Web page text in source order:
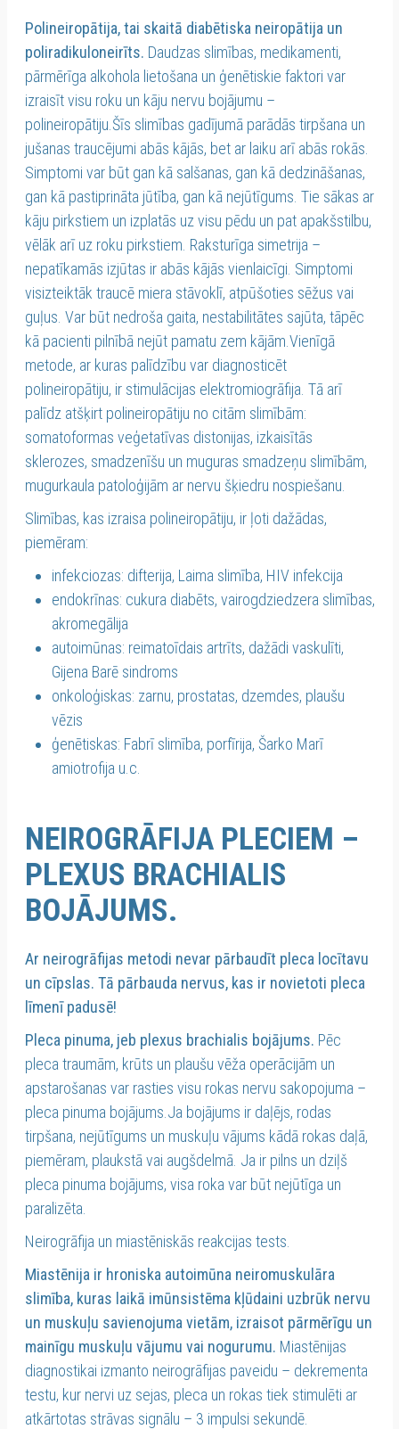
Polineiropātija, tai skaitā diabētiska neiropātija un
poliradikuloneirīts. Daudzas slimības, medikamenti,
pārmērīga alkohola lietošana un ģenētiskie faktori var
izraisīt visu roku un kāju nervu bojājumu –
polineiropātiju.Šīs slimības gadījumā parādās tirpšana un
jušanas traucējumi abās kājās, bet ar laiku arī abās rokās.
Simptomi var būt gan kā salšanas, gan kā dedzināšanas,
gan kā pastiprināta jūtība, gan kā nejūtīgums. Tie sākas ar
kāju pirkstiem un izplatās uz visu pēdu un pat apakšstilbu,
vēlāk arī uz roku pirkstiem. Raksturīga simetrija –
nepatīkamās izjūtas ir abās kājās vienlaicīgi. Simptomi
visizteiktāk traucē miera stāvoklī, atpūšoties sēžus vai
guļus. Var būt nedroša gaita, nestabilitātes sajūta, tāpēc
kā pacienti pilnībā nejūt pamatu zem kājām.Vienīgā
metode, ar kuras palīdzību var diagnosticēt
polineiropātiju, ir stimulācijas elektromiogrāfija. Tā arī
palīdz atšķirt polineiropātiju no citām slimībām:
somatoformas veģetatīvas distonijas, izkaisītās
sklerozes, smadzenīšu un muguras smadzeņu slimībām,
mugurkaula patoloģijām ar nervu šķiedru nospiešanu.
Slimības, kas izraisa polineiropātiju, ir ļoti dažādas,
piemēram:
infekciozas: difterija, Laima slimība, HIV infekcija
endokrīnas: cukura diabēts, vairogdziedzera slimības,
akromegālija
autoimūnas: reimatoīdais artrīts, dažādi vaskulīti,
Gijena Barē sindroms
onkoloģiskas: zarnu, prostatas, dzemdes, plaušu
vēzis
ģenētiskas: Fabrī slimība, porfīrija, Šarko Marī
amiotrofija u.c.
NEIROGRĀFIJA PLECIEM –
PLEXUS BRACHIALIS
BOJĀJUMS.
Ar neirogrāfijas metodi nevar pārbaudīt pleca locītavu
un cīpslas. Tā pārbauda nervus, kas ir novietoti pleca
līmenī padusē!
Pleca pinuma, jeb plexus brachialis bojājums. Pēc
pleca traumām, krūts un plaušu vēža operācijām un
apstarošanas var rasties visu rokas nervu sakopojuma –
pleca pinuma bojājums.Ja bojājums ir daļējs, rodas
tirpšana, nejūtīgums un muskuļu vājums kādā rokas daļā,
piemēram, plaukstā vai augšdelmā. Ja ir pilns un dziļš
pleca pinuma bojājums, visa roka var būt nejūtīga un
paralizēta.
Neirogrāfija un miastēniskās reakcijas tests.
Miastēnija ir hroniska autoimūna neiromuskulāra
slimība, kuras laikā imūnsistēma kļūdaini uzbrūk nervu
un muskuļu savienojuma vietām, izraisot pārmērīgu un
mainīgu muskuļu vājumu vai nogurumu. Miastēnijas
diagnostikai izmanto neirogrāfijas paveidu – dekrementa
testu, kur nervi uz sejas, pleca un rokas tiek stimulēti ar
atkārtotas strāvas signālu – 3 impulsi sekundē.